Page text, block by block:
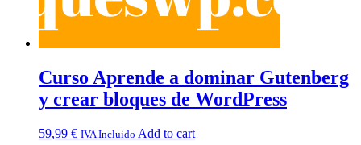
Curso Aprende a dominar Gutenberg
y crear bloques de WordPress
59,99 € IVA Incluido Add to cart